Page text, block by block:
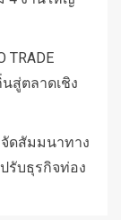
TRADE
สู่ตลาดเชิง
ดสัมมนาทาง
รับธุรกิจท่อง